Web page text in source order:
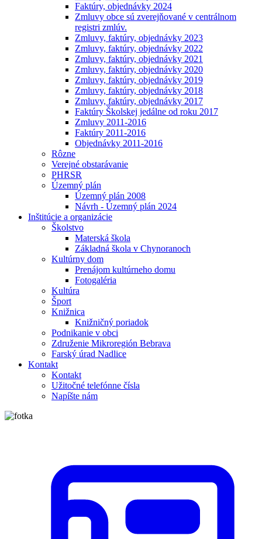
Faktúry, objednávky 2024
Zmluvy obce sú zverejňované v centrálnom
registri zmlúv.
Zmluvy, faktúry, objednávky 2023
Zmluvy, faktúry, objednávky 2022
Zmluvy, faktúry, objednávky 2021
Zmluvy, faktúry, objednávky 2020
Zmluvy, faktúry, objednávky 2019
Zmluvy, faktúry, objednávky 2018
Zmluvy, faktúry, objednávky 2017
Faktúry Školskej jedálne od roku 2017
Zmluvy 2011-2016
Faktúry 2011-2016
Objednávky 2011-2016
Rôzne
Verejné obstarávanie
PHRSR
Územný plán
Územný plán 2008
Návrh - Územný plán 2024
Inštitúcie a organizácie
Školstvo
Materská škola
Základná škola v Chynoranoch
Kultúrny dom
Prenájom kultúrneho domu
Fotogaléria
Kultúra
Šport
Knižnica
Knižničný poriadok
Podnikanie v obci
Združenie Mikroregión Bebrava
Farský úrad Nadlice
Kontakt
Kontakt
Užitočné telefónne čísla
Napíšte nám